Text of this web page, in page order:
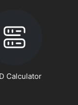
Calculator